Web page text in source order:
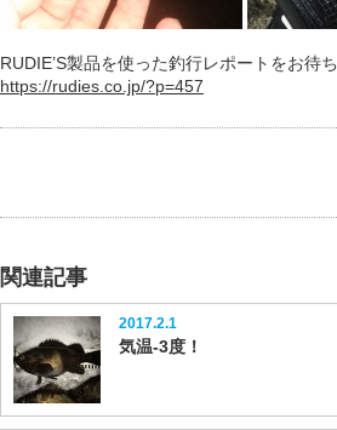
RUDIE’S製品を使った釣行レポートをお待
https://rudies.co.jp/?p=457
関連記事
2017.2.1
気温-3度！